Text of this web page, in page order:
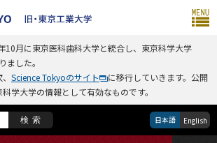
10月に東京医科歯科大学と統合し、東京科学大学
ました。
Science Tokyoのサイト
に移行していきます。公開
学大学の情報として有効なものです。
検索 日本語 English